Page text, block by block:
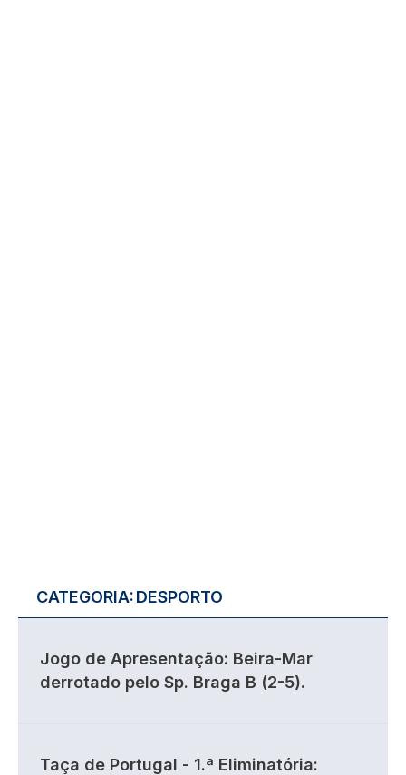
CATEGORIA:DESPORTO
Jogo de Apresentação: Beira-Mar
derrotado pelo Sp. Braga B (2-5).
Taça de Portugal - 1.ª Eliminatória: